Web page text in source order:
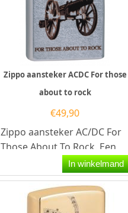
Zippo aansteker ACDC For those
about to rock
€49,90
Zippo aansteker AC/DC For
Those About To Rock. Een
Zippo aansteker is een
kwalitatief...
In winkelmand